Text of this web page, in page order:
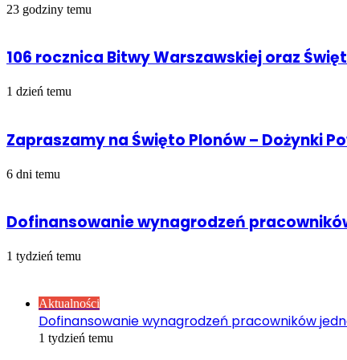
23 godziny temu
106 rocznica Bitwy Warszawskiej oraz
1 dzień temu
Zapraszamy na Święto Plonów – Dożynki
6 dni temu
Dofinansowanie wynagrodzeń
1 tydzień temu
Aktualności
Dofinansowanie wynagrodzeń pracowników
1 tydzień temu